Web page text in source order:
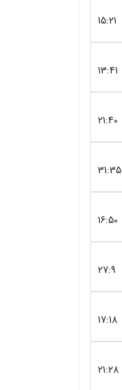
15:21
13:41
21:40
31:35
16:50
27:9
17:18
21:28